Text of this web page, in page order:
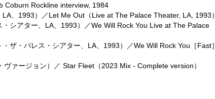
Coburn Rockline interview, 1984
、1993）／Let Me Out（Live at The Palace Theater, LA, 1993）
シアター、LA、1993）／We Will Rock You Live at The Palace
ザ・パレス・シアター、LA、1993）／We Will Rock You［Fast］
ァージョン）／ Star Fleet（2023 Mix - Complete version）